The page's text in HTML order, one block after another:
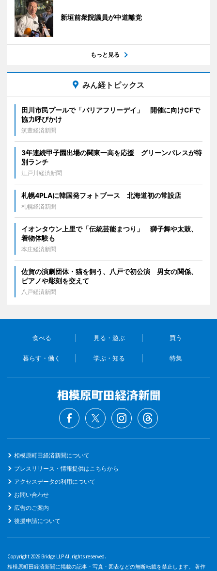
新垣前衆院議員が中道離党
もっと見る
みん経トピックス
田川市民プールで「バリアフリーデイ」 開催に向けCFで
協力呼びかけ
筑豊経済新聞
3年連続甲子園出場の関東一高を応援 グリーンパレスが特
別ランチ
江戸川経済新聞
札幌4PLAに韓国発フォトブース 北海道初の常設店
札幌経済新聞
イオンタウン上里で「伝統芸能まつり」 獅子舞や太鼓、
着物体験も
本庄経済新聞
佐賀の演劇団体・猫を飼う、八戸で初公演 男女の関係、
ピアノや彫刻を交えて
八戸経済新聞
食べる 見る・遊ぶ 買う
暮らす・働く 学ぶ・知る 特集
相模原町田経済新聞について
プレスリリース・情報提供はこちらから
アクセスデータの利用について
お問い合わせ
広告のご案内
後援申請について
Copyright 2026 Bridge LLP All rights reserved.
相模原町田経済新聞に掲載の記事・写真・図表などの無断転載を禁止します。 著作